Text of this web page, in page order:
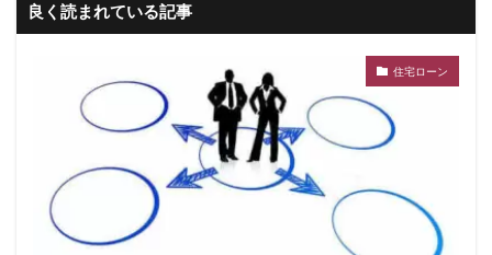
良く読まれている記事
住宅ローン